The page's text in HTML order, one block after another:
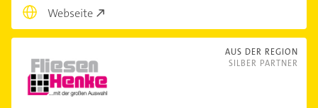
Webseite
AUS DER REGION
SILBER PARTNER